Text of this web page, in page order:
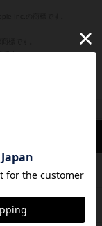
です。